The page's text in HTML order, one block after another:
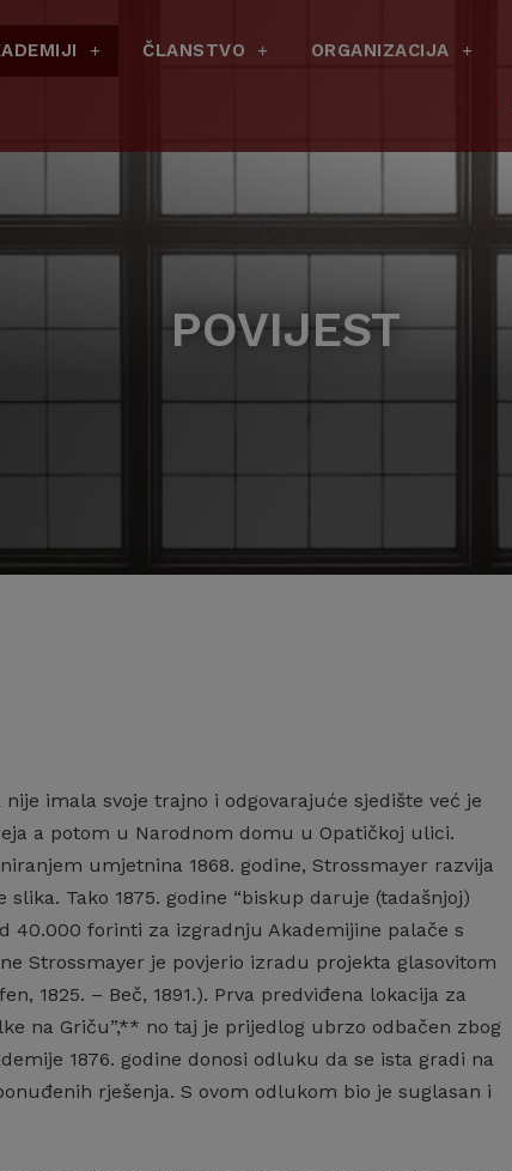
ČLANSTVO ORGANIZACIJA
POVIJEST
imala svoje trajno i odgovarajuće sjedište već je
a potom u Narodnom domu u Opatičkoj ulici.
umjetnina 1868. godine, Strossmayer razvija
Tako 1875. godine “biskup daruje (tadašnjoj)
40.000 forinti za izgradnju Akademijine palače s
Strossmayer je povjerio izradu projekta glasovitom
1825. – Beč, 1891.). Prva predviđena lokacija za
na Griču”,** no taj je prijedlog ubrzo odbačen zbog
1876. godine donosi odluku da se ista gradi na
rješenja. S ovom odlukom bio je suglasan i